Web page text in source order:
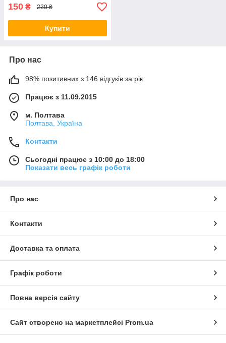
150 ₴ 220 ₴
Купити
Про нас
98% позитивних з 146 відгуків за рік
Працює з 11.09.2015
м. Полтава
Полтава, Україна
Контакти
Сьогодні працює з 10:00 до 18:00
Показати весь графік роботи
Про нас
Контакти
Доставка та оплата
Графік роботи
Повна версія сайту
Сайт створено на маркетплейсі Prom.ua